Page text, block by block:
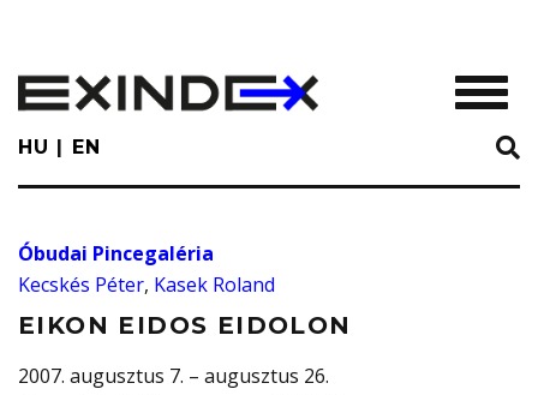
main
content
HU EN
Óbudai Pincegaléria
Kecskés Péter, Kasek Roland
EIKON EIDOS EIDOLON
2007. augusztus 7. – augusztus 26.